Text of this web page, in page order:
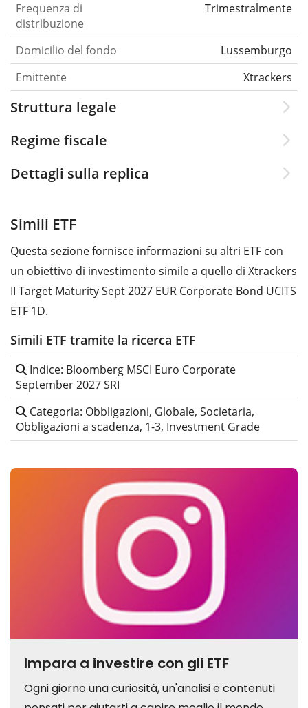
Frequenza di
distribuzione
Trimestralmente
Domicilio del fondo
Lussemburgo
Emittente
Xtrackers
Struttura legale
Regime fiscale
Dettagli sulla replica
Simili ETF
Questa sezione fornisce informazioni su altri ETF con
un obiettivo di investimento simile a quello di Xtrackers
II Target Maturity Sept 2027 EUR Corporate Bond UCITS
ETF 1D.
Simili ETF tramite la ricerca ETF
Indice: Bloomberg MSCI Euro Corporate
September 2027 SRI
Categoria: Obbligazioni, Globale, Societaria,
Obbligazioni a scadenza, 1-3, Investment Grade